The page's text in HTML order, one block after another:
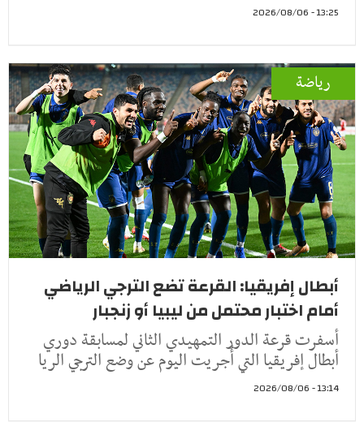
13:25 - 2026/08/06
رياضة
أبطال إفريقيا: القرعة تضع الترجي الرياضي
أمام اختبار محتمل من ليبيا أو زنجبار
أسفرت قرعة الدور التمهيدي الثاني لمسابقة دوري
أبطال إفريقيا التي أُجريت اليوم عن وضع الترجي الريا
13:14 - 2026/08/06